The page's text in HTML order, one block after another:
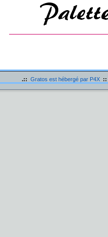
.:: Gratos est hébergé par P4X ::